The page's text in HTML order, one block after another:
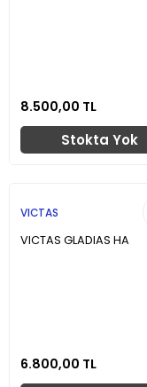
8.500,00 TL
Stokta Yok
VICTAS
VICTAS GLADIAS HA
6.800,00 TL